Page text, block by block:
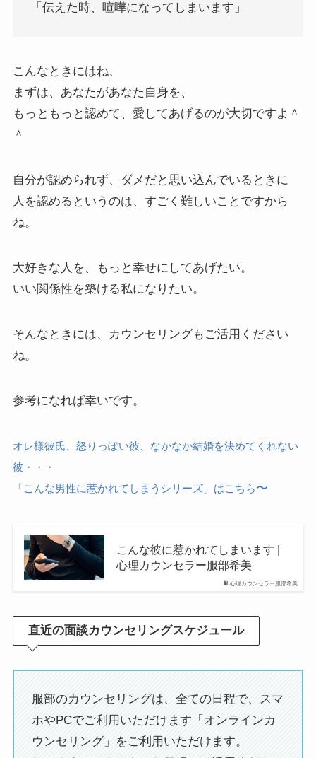
「伝えた時、喧嘩になってしまいます」
こんなときにはね、
まずは、あなたがあなた自身を、
もっともっと認めて、愛してあげるのが大切ですよ＾
＾
自分が認められず、ダメだと思い込んでいるときに
人を認めるというのは、すごく難しいことですから
ね。
大好きな人を、もっと幸せにしてあげたい。
いい関係性を築ける私になりたい。
そんなときには、カウンセリングもご活用ください
ね。
参考になれば幸いです。
オレ様彼氏、怒りっぽい彼、なかなか結婚を決めてくれない
彼・・・
「こんな男性に惹かれてしまうシリーズ」はこちら〜
心理カウンセラー服部希美
こんな彼に惹かれてしまいます |
心理カウンセラー服部希美
直近の面談カウンセリングスケジュール
服部のカウンセリングは、全ての日程で、スマ
ホやPCでご利用いただけます「オンラインカ
ウンセリング」をご利用いただけます。